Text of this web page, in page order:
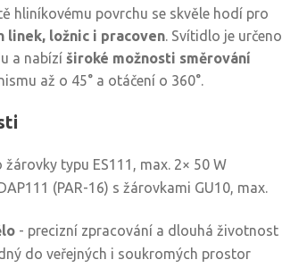
hliníkovému povrchu se skvěle hodí pro
linek, ložnic i pracoven. Svítidlo je určeno
a nabízí široké možnosti směrování
až o 45° a otáčení o 360°.
žárovky typu ES111, max. 2× 50 W
(PAR-16) s žárovkami GU10, max.
- precizní zpracování a dlouhá životnost
do veřejných i soukromých prostor